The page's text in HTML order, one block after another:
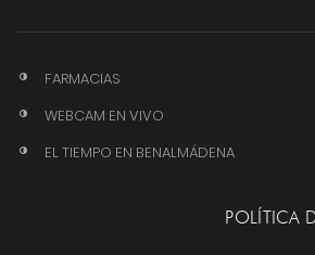
FARMACIAS
WEBCAM EN VIVO
EL TIEMPO EN BENALMÁDENA
POLÍTICA